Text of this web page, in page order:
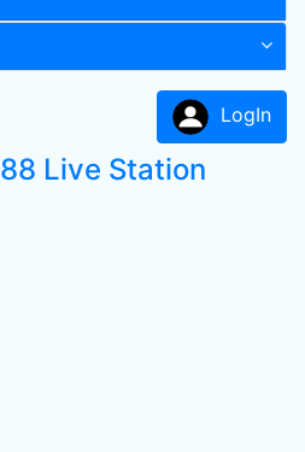
LogIn
Live Station